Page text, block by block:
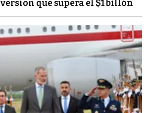
que supera el $1 billón